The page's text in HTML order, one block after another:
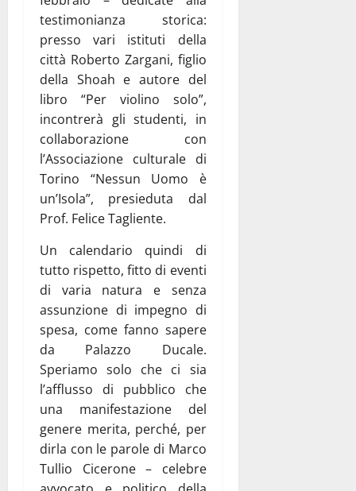
testimonianza storica:
presso vari istituti della
città Roberto Zargani, figlio
della Shoah e autore del
libro “Per violino solo”,
incontrerà gli studenti, in
collaborazione con
l’Associazione culturale di
Torino “Nessun Uomo è
un’Isola”, presieduta dal
Prof. Felice Tagliente.
Un calendario quindi di
tutto rispetto, fitto di eventi
di varia natura e senza
assunzione di impegno di
spesa, come fanno sapere
da Palazzo Ducale.
Speriamo solo che ci sia
l’afflusso di pubblico che
una manifestazione del
genere merita, perché, per
dirla con le parole di Marco
Tullio Cicerone – celebre